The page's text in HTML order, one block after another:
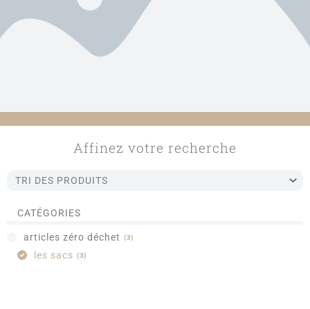
Affinez votre recherche
CATÉGORIES
articles zéro déchet (3)
les sacs (3)